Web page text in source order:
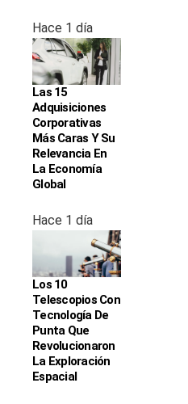
Hace 1 día
Las 15
Adquisiciones
Corporativas
Más Caras Y Su
Relevancia En
La Economía
Global
Hace 1 día
Los 10
Telescopios Con
Tecnología De
Punta Que
Revolucionaron
La Exploración
Espacial